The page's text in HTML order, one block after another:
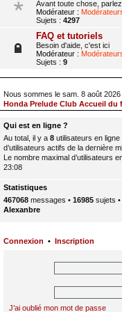
Avant toute chose,
Modérateur :
Sujets : 4297
FAQ et tutoriels
Besoin d'aide, c'est ici
Modérateur :
Sujets : 9
Nous sommes le sam. 8 août 2026
Honda Prelude Club Accueil du
Qui est en ligne ?
Au total, il y a 8 utilisateurs en
d’utilisateurs actifs de la dernière
Le nombre maximal d’utilisateurs
23:08
Statistiques
467068 messages • 16985 sujets •
Alexanbre
Connexion • Inscription
J’ai oublié mon mot de passe